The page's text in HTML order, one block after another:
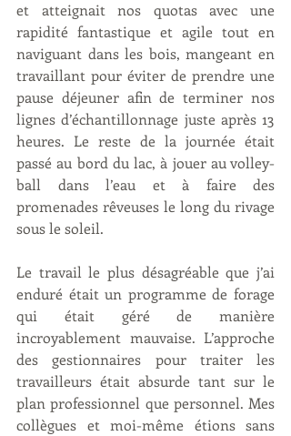
et atteignait nos quotas avec une
rapidité fantastique et agile tout en
naviguant dans les bois, mangeant en
travaillant pour éviter de prendre une
pause déjeuner afin de terminer nos
lignes d’échantillonnage juste après 13
heures. Le reste de la journée était
passé au bord du lac, à jouer au volley-
ball dans l’eau et à faire des
promenades rêveuses le long du rivage
sous le soleil.
Le travail le plus désagréable que j’ai
enduré était un programme de forage
qui était géré de manière
incroyablement mauvaise. L’approche
des gestionnaires pour traiter les
travailleurs était absurde tant sur le
plan professionnel que personnel. Mes
collègues et moi-même étions sans